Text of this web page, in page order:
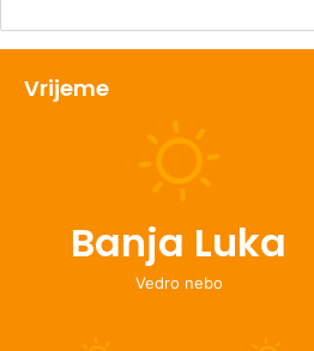
Vrijeme
Banja Luka
Vedro nebo